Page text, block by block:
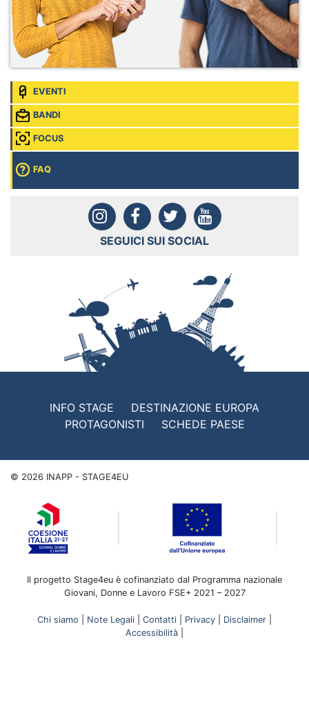
EVENTI
BANDI
FOCUS
FAQ
SEGUICI SUI SOCIAL
INFO STAGE
DESTINAZIONE EUROPA
PROTAGONISTI
SCHEDE PAESE
© 2026 INAPP - STAGE4EU
Il progetto Stage4eu è cofinanziato dal Programma nazionale
Giovani, Donne e Lavoro FSE+ 2021 – 2027
Chi siamo Note Legali Contatti Privacy Disclaimer
Accessibilità